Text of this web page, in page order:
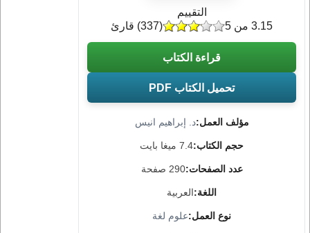
مؤلف العمل:د. إبراهيم انيس
حجم الكتاب:7.4 ميغا بايت
عدد الصفحات:290 صفحة
اللغة:العربية
نوع العمل:علوم لغة
التقييم
(
337) قارئ 3.15 من 5
قراءة الكتاب
تحميل الكتاب PDF